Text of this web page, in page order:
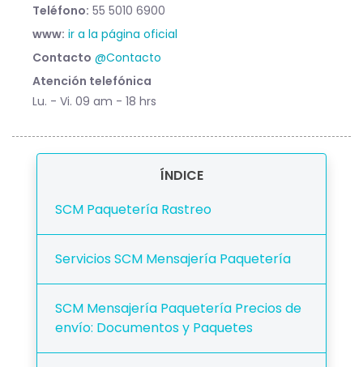
Teléfono: 55 5010 6900
www: ir a la página oficial
Contacto @Contacto
Atención telefónica
Lu. - Vi. 09 am - 18 hrs
ÍNDICE
SCM Paquetería Rastreo
Servicios SCM Mensajería Paquetería
SCM Mensajería Paquetería Precios de
envío: Documentos y Paquetes